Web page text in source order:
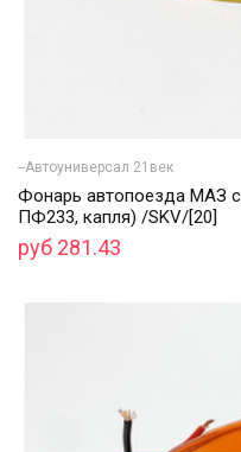
--Автоуниверсал 21век
Фонарь автопоезда МАЗ
ПФ233, капля) /SKV/[20]
руб 281.43